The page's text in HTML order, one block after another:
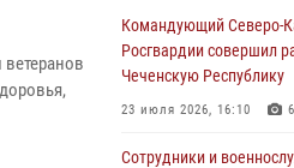
Комплексные проверки
объектов образования
Росгвардии
08 августа 2026, 04:01
В Сибирском округе
Командующий Северо-
Росгвардии совершил
Чеченскую Республику
23 июля 2026, 16:10 6
Сотрудники и